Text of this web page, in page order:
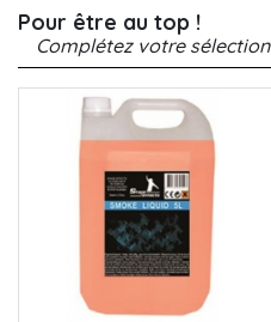
Pour être au top !
Complétez votre sélection